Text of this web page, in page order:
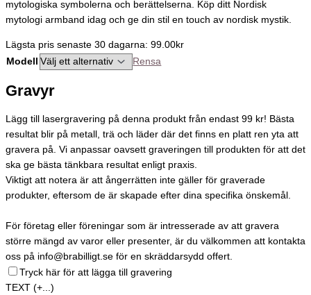
mytologiska symbolerna och berättelserna. Köp ditt Nordisk
mytologi armband idag och ge din stil en touch av nordisk mystik.
Lägsta pris senaste 30 dagarna: 99.00kr
Modell
Rensa
Gravyr
Lägg till lasergravering på denna produkt från endast 99 kr! Bästa
resultat blir på metall, trä och läder där det finns en platt ren yta att
gravera på. Vi anpassar oavsett graveringen till produkten för att det
ska ge bästa tänkbara resultat enligt praxis.
Viktigt att notera är att ångerrätten inte gäller för graverade
produkter, eftersom de är skapade efter dina specifika önskemål.
För företag eller föreningar som är intresserade av att gravera
större mängd av varor eller presenter, är du välkommen att kontakta
oss på info@brabilligt.se för en skräddarsydd offert.
Tryck här för att lägga till gravering
TEXT (+...)